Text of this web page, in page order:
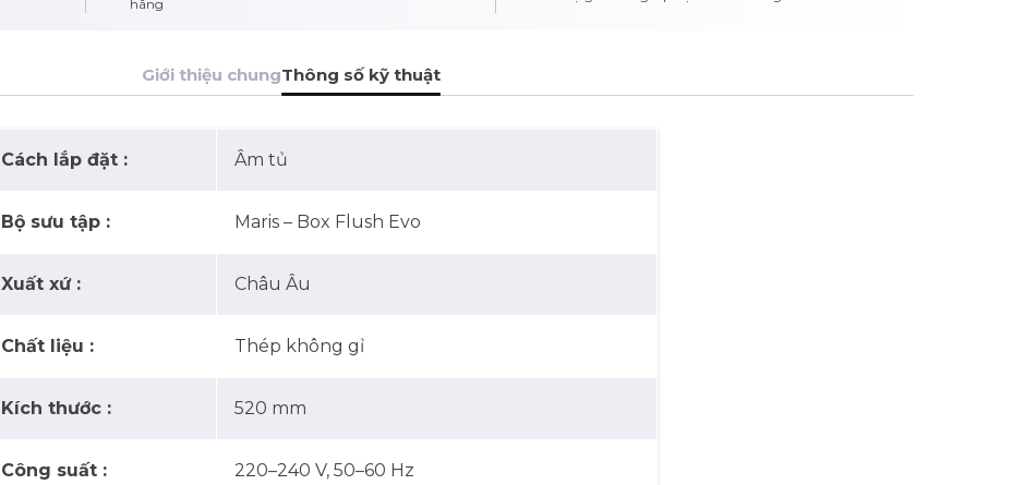
hãng
Giới thiệu chungThông số kỹ thuật
Cách lắp đặt : Âm tủ
Bộ sưu tập : Maris – Box Flush Evo
Xuất xứ : Châu Âu
Chất liệu : Thép không gỉ
Kích thước : 520 mm
Công suất : 220–240 V, 50–60 Hz